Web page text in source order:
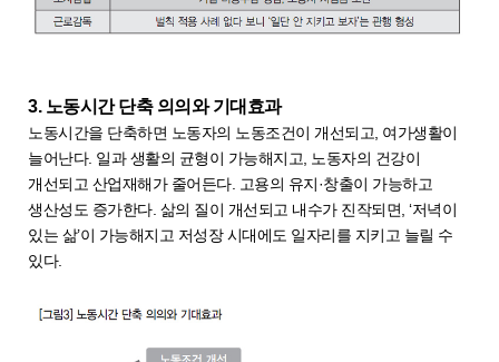
3. 노동시간 단축 의의와 기대효과
노동시간을 단축하면 노동자의 노동조건이 개선되고, 여가생활이
늘어난다. 일과 생활의 균형이 가능해지고, 노동자의 건강이
개선되고 산업재해가 줄어든다. 고용의 유지·창출이 가능하고
생산성도 증가한다. 삶의 질이 개선되고 내수가 진작되면, ‘저녁이
있는 삶’이 가능해지고 저성장 시대에도 일자리를 지키고 늘릴 수
있다.